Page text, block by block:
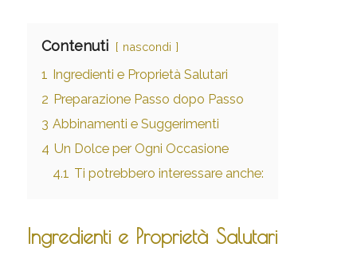
Contenuti nascondi
1 Ingredienti e Proprietà Salutari
2 Preparazione Passo dopo Passo
3 Abbinamenti e Suggerimenti
4 Un Dolce per Ogni Occasione
4.1 Ti potrebbero interessare anche:
Ingredienti e Proprietà Salutari